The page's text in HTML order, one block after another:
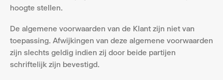
hoogte stellen.
De algemene voorwaarden van de Klant zijn niet van
toepassing. Afwijkingen van deze algemene voorwaarden
zijn slechts geldig indien zij door beide partijen
schriftelijk zijn bevestigd.